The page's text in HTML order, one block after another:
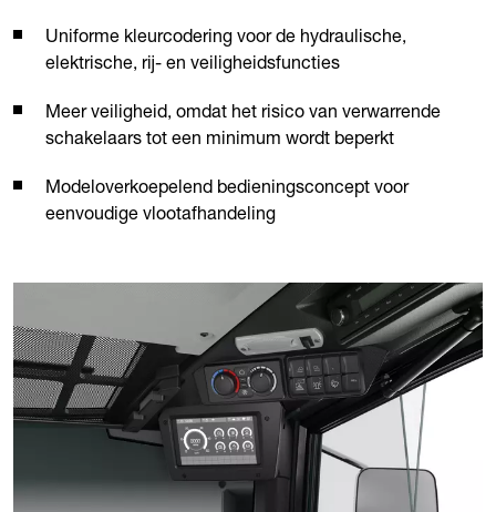
Uniforme kleurcodering voor de hydraulische,
elektrische, rij- en veiligheidsfuncties
Meer veiligheid, omdat het risico van verwarrende
schakelaars tot een minimum wordt beperkt
Modeloverkoepelend bedieningsconcept voor
eenvoudige vlootafhandeling